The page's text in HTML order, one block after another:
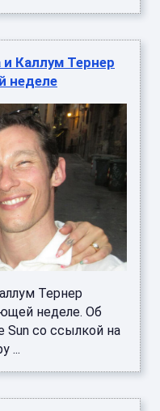
и Каллум Тернер
неделе
Тернер
неделе. Об
Sun со ссылкой на
...